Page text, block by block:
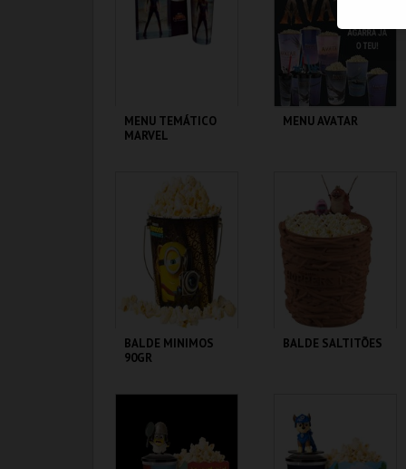
MAIS INFO MAIS INFO
COMPRAR
MENU TEMÁTICO
MARVEL
MAIS INFO
COMPRAR
MENU AVATAR
MAIS INFO
BALDE MINIMOS
90GR
MAIS INFO
BALDE SALTITÕES
MAIS INFO